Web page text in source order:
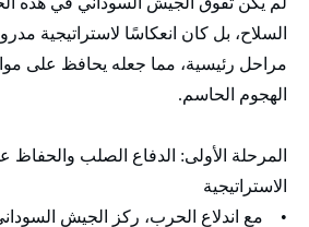
السلاح، بل كان انعكاسًا لاستراتيجية
مراحل رئيسية، مما جعله يحافظ على
الهجوم الحاسم.
المرحلة الأولى: الدفاع الصلب والحفاظ
الاستراتيجية
• مع اندلاع الحرب، ركز الجيش